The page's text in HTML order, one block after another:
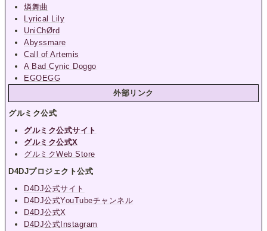
燐舞曲
Lyrical Lily
UniChØrd
Abyssmare
Call of Artemis
A Bad Cynic Doggo
EGOEGG
外部リンク
グルミク公式
グルミク公式サイト
グルミク公式X
グルミクWeb Store
D4DJプロジェクト公式
D4DJ公式サイト
D4DJ公式YouTubeチャンネル
D4DJ公式X
D4DJ公式Instagram